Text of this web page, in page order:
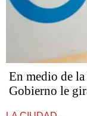
En medio de
Gobierno le